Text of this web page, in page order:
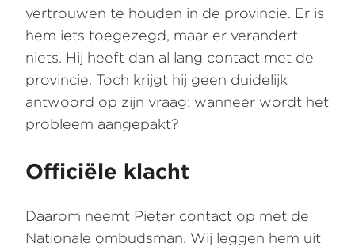
vertrouwen te houden in de provincie. Er is
hem iets toegezegd, maar er verandert
niets. Hij heeft dan al lang contact met de
provincie. Toch krijgt hij geen duidelijk
antwoord op zijn vraag: wanneer wordt het
probleem aangepakt?
Officiële klacht
Daarom neemt Pieter contact op met de
Nationale ombudsman. Wij leggen hem uit